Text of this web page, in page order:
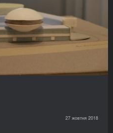
27 жовтня 2018